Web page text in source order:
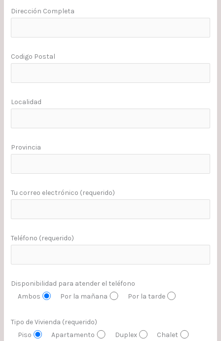
Dirección Completa
Codigo Postal
Localidad
Provincia
Tu correo electrónico (requerido)
Teléfono (requerido)
Disponibilidad para atender el teléfono
Ambos
Por la mañana Por la tarde
Tipo de Vivienda (requerido)
Piso
Apartamento Duplex Chalet